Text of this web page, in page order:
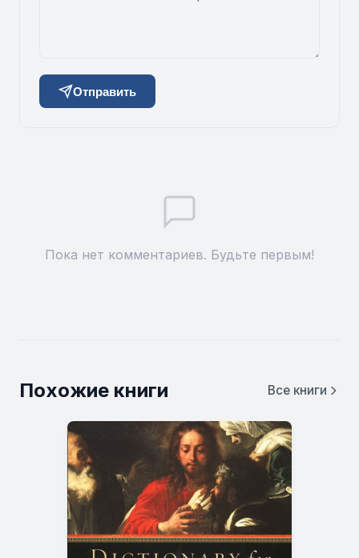
Отправить
Пока нет комментариев. Будьте первым!
Похожие книги Все книги